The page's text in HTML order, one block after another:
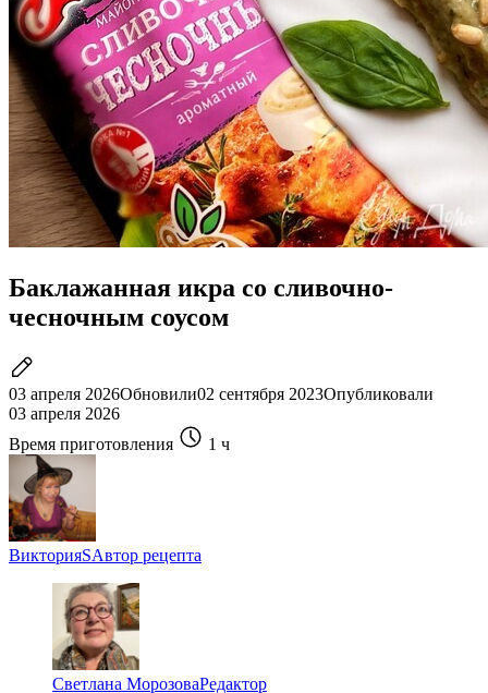
Баклажанная икра со сливочно-
чесночным соусом
03 апреля 2026Обновили02 сентября 2023Опубликовали
03 апреля 2026
Время приготовления
1 ч
ВикторияSАвтор рецепта
Светлана МорозоваРедактор